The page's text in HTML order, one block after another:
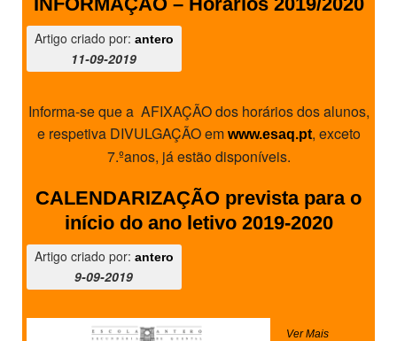
Artigo criado por: antero
11-09-2019
Informa-se que a AFIXAÇÃO dos horários dos alunos,
e respetiva DIVULGAÇÃO em www.esaq.pt, exceto
7.ºanos, já estão disponíveis.
CALENDARIZAÇÃO prevista para o
início do ano letivo 2019-2020
Artigo criado por: antero
9-09-2019
Ver Mais